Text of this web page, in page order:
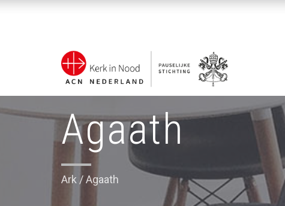
Agaath
Ark /Agaath